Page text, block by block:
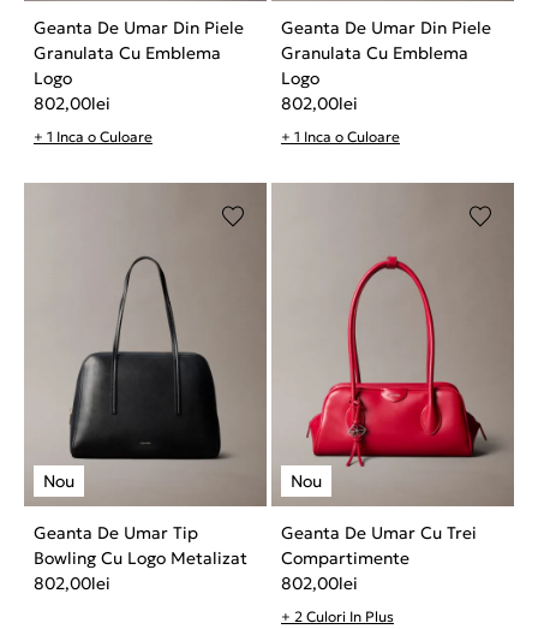
Geanta De Umar Din Piele
Granulata Cu Emblema
Logo
802,00lei
+ 1 Inca o Culoare
Geanta De Umar Din Piele
Granulata Cu Emblema
Logo
802,00lei
+ 1 Inca o Culoare
Geanta De Umar Tip
Bowling Cu Logo Metalizat
802,00lei
Geanta De Umar Cu Trei
Compartimente
802,00lei
+ 2 Culori In Plus